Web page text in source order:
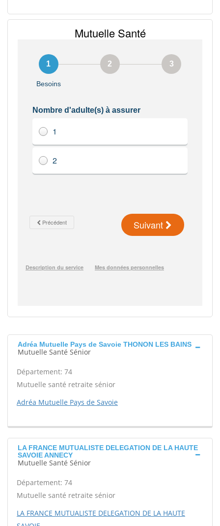
Adréa Mutuelle Pays de Savoie THONON LES BAINS
Mutuelle Santé Sénior
Département: 74
Mutuelle santé retraite sénior
Adréa Mutuelle Pays de Savoie
LA FRANCE MUTUALISTE DELEGATION DE LA HAUTE
SAVOIE ANNECY
Mutuelle Santé Sénior
Département: 74
Mutuelle santé retraite sénior
LA FRANCE MUTUALISTE DELEGATION DE LA HAUTE